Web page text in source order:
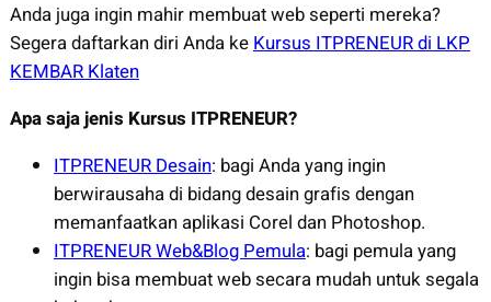
Anda juga ingin mahir membuat web seperti mereka?
Segera daftarkan diri Anda keKursus ITPRENEUR di LKP
KEMBAR Klaten
Apa saja jenis Kursus ITPRENEUR?
ITPRENEUR Desain: bagi Anda yang ingin
berwirausaha di bidang desain grafis dengan
memanfaatkan aplikasi Corel dan Photoshop.
ITPRENEUR Web&Blog Pemula: bagi pemula yang
ingin bisa membuat web secara mudah untuk segala